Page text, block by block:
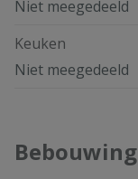
Niet meegedeeld
Keuken
Niet meegedeeld
Bebouwing